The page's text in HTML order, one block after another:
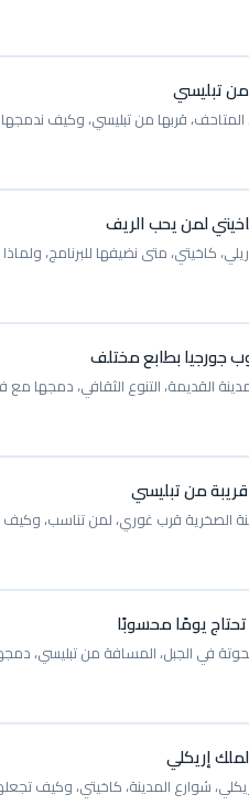
من تبليسي
قربها من تبليسي، وكيف
لمن يحب الريف
كاخيتي، متى نضيفها للبرنامج،
جورجيا بطابع مختلف
القديمة، التنوع الثقافي، دمجها
من تبليسي
الصخرية قرب غوري، لمن تناسب،
يومًا محسوبًا
في الجبل، المسافة من تبليسي،
إريكلي
شوارع المدينة، كاخيتي، وكيف